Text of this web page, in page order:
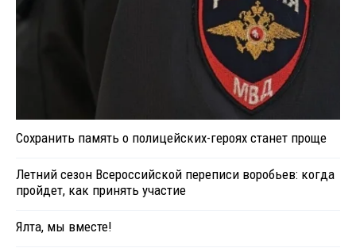
Сохранить память о полицейских-героях станет проще
Летний сезон Всероссийской переписи воробьев: когда
пройдет, как принять участие
Ялта, мы вместе!